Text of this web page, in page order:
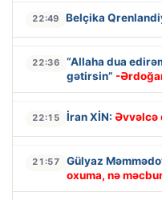
22:49 Belçika
22:36
“Allaha dua
gətirsin” -
22:15 İran XİN: Əvvəlcə
21:57 Gülyaz
oxuma, nə